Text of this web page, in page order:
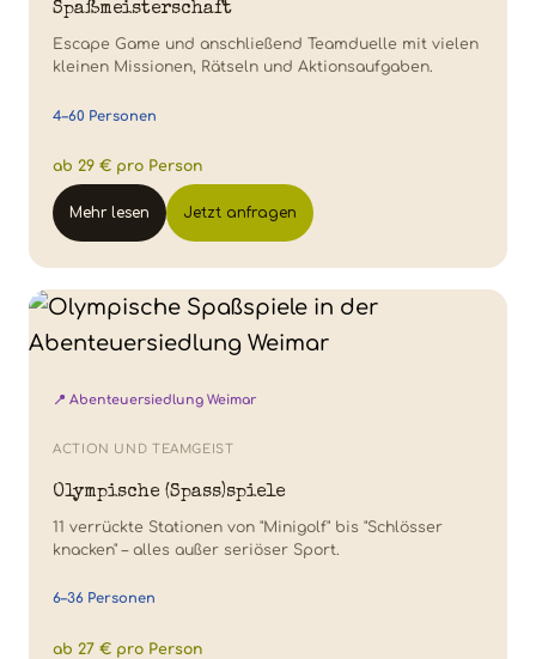
Spaßmeisterschaft
Escape Game und anschließend Teamduelle mit vielen
kleinen Missionen, Rätseln und Aktionsaufgaben.
4–60 Personen
ab 29 € pro Person
Mehr lesen Jetzt anfragen
📍 Abenteuersiedlung Weimar
ACTION UND TEAMGEIST
Olympische (Spass)spiele
11 verrückte Stationen von "Minigolf" bis "Schlösser
knacken" – alles außer seriöser Sport.
6–36 Personen
ab 27 € pro Person